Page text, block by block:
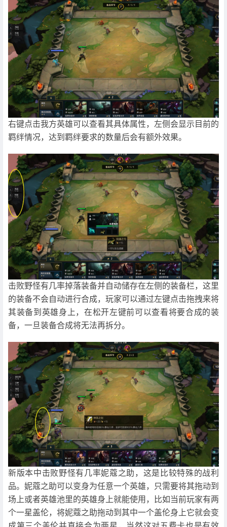
右键点击我方英雄可以查看其具体属性，左侧会显示目前的
羁绊情况，达到羁绊要求的数量后会有额外效果。
击败野怪有几率掉落装备并自动储存在左侧的装备栏，这里
的装备不会自动进行合成，玩家可以通过左键点击拖拽来将
其装备到英雄身上，在松开左键前可以查看将要合成的装
备，一旦装备合成将无法再拆分。
新版本中击败野怪有几率妮蔻之助，这是比较特殊的战利
品。妮蔻之助可以变身为任意一个英雄，只需要将其拖动到
场上或者英雄池里的英雄身上就能使用，比如当前玩家有两
个一星盖伦，将妮蔻之助拖动到其中一个盖伦身上它就会变